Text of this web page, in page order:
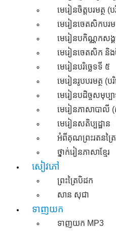
មេរៀនចិត្តបរមត្ថ (
មេរៀនចេតសិកបរម
មេរៀនបកិណ្ណកសង្
មេរៀនចេតសិក និ
មេរៀនបរិច្ឆេទទី ៥
មេរៀនរូបបរមត្ថ (ប
មេរៀនបដិច្ចសមុប្ប
មេរៀនភាសាបាលី
មេរៀនសតិប្បដ្ឋាន
អំពីគុណព្រះរតនត្រៃ
ថ្នាក់រៀនភាសាខ្មែរ
សៀវភៅ
ព្រះត្រៃបិដក
សាន សុជា
ទាញយក
ទាញយក​ MP3